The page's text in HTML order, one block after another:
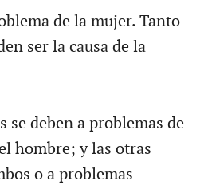
de la mujer. Tanto
ser la causa de la
se deben a problemas de
hombre; y las otras
o a problemas